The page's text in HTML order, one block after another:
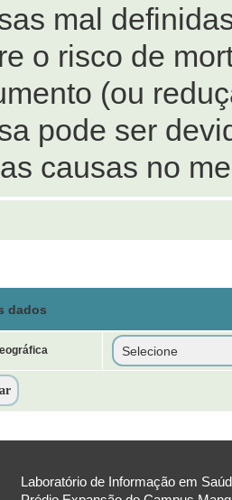
mal
o risco de
(ou
pode ser
causas no
dados
Laboratório de Informação em